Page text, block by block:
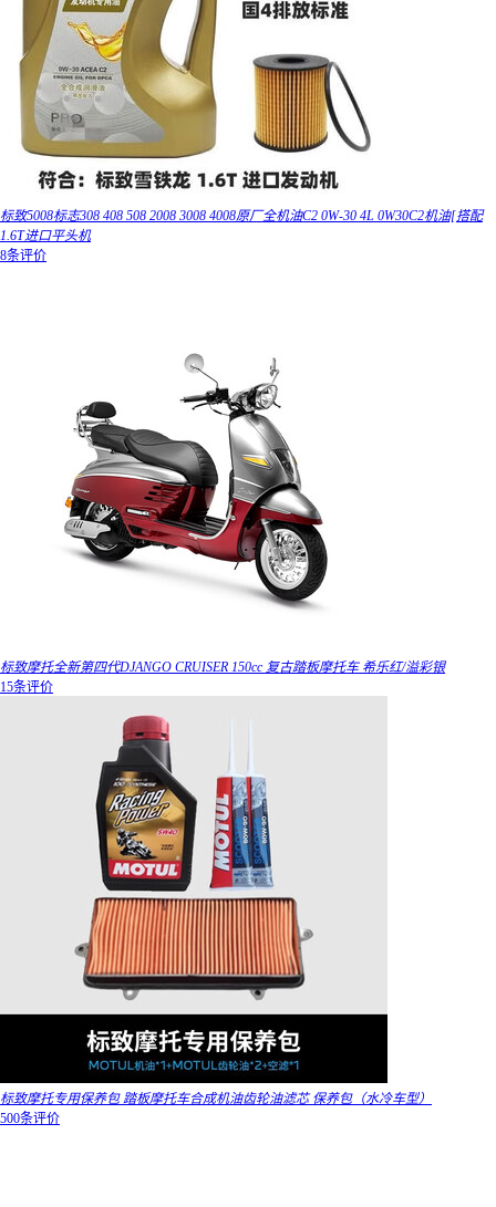
标致5008标志308 408 508 2008 3008 4008原厂全机油C2 0W-30 4L 0W30C2机油[搭配
1.6T进口平头机
8条评价
标致摩托全新第四代DJANGO CRUISER 150cc 复古踏板摩托车 希乐红/溢彩银
15条评价
标致摩托专用保养包 踏板摩托车合成机油齿轮油滤芯 保养包（水冷车型）
500条评价